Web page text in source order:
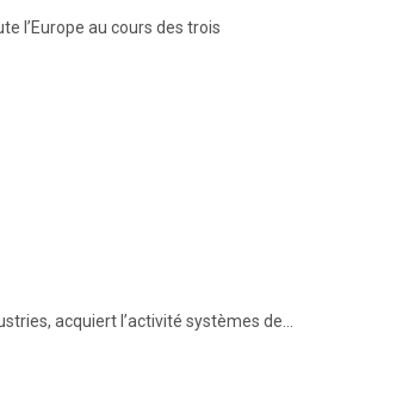
l’Europe au cours des trois
acquiert l’activité systèmes de…